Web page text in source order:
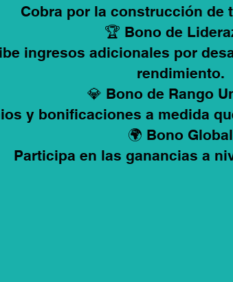
Cobra por la construcción de
🏆 Bono de
ingresos adicionales por
rendimiento.
💎 Bono de Rango
y bonificaciones a medida
🌍 Bono Global
Participa en las ganancias a